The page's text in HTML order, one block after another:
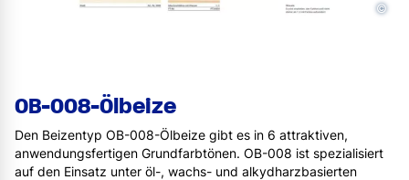
©
OB-008-Ölbeize
Den Beizentyp OB-008-Ölbeize gibt es in 6 attraktiven,
anwendungsfertigen Grundfarbtönen. OB-008 ist spezialisiert
auf den Einsatz unter öl-, wachs- und alkydharzbasierten